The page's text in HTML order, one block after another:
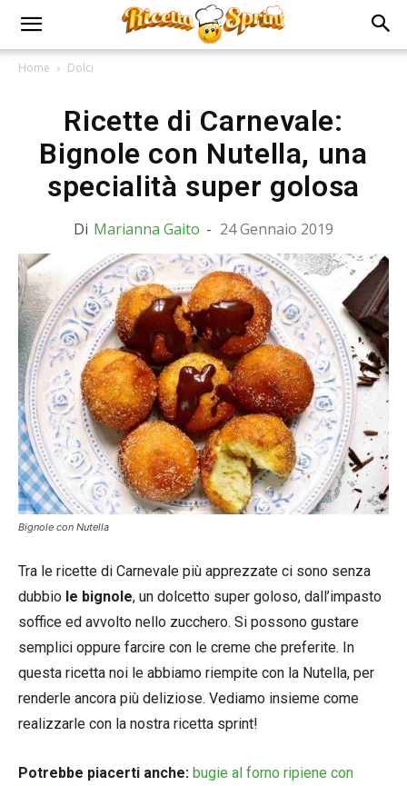
Home Dolci
Ricette di Carnevale:
Bignole con Nutella, una
specialità super golosa
Di Marianna Gaito - 24 Gennaio 2019
Bignole con Nutella
Tra le ricette di Carnevale più apprezzate ci sono senza
dubbio le bignole, un dolcetto super goloso, dall’impasto
soffice ed avvolto nello zucchero. Si possono gustare
semplici oppure farcire con le creme che preferite. In
questa ricetta noi le abbiamo riempite con la Nutella, per
renderle ancora più deliziose. Vediamo insieme come
realizzarle con la nostra ricetta sprint!
Potrebbe piacerti anche: bugie al forno ripiene con